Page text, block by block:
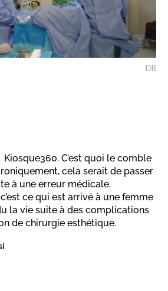
DR
Kiosque360. C’est quoi le comble
cela serait de passer
à une erreur médicale.
ce qui est arrivé à une femme
la vie suite à des complications
de chirurgie esthétique.